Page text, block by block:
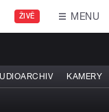
ŽIVĚ MENU
KAMERY